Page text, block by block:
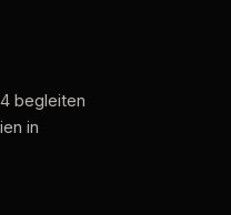
begleiten
in